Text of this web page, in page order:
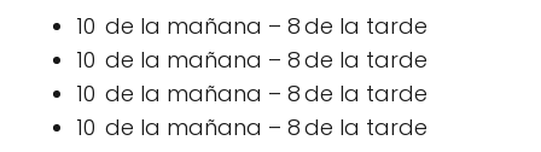
10 de la mañana – 8 de la tarde
10 de la mañana – 8 de la tarde
10 de la mañana – 8 de la tarde
10 de la mañana – 8 de la tarde